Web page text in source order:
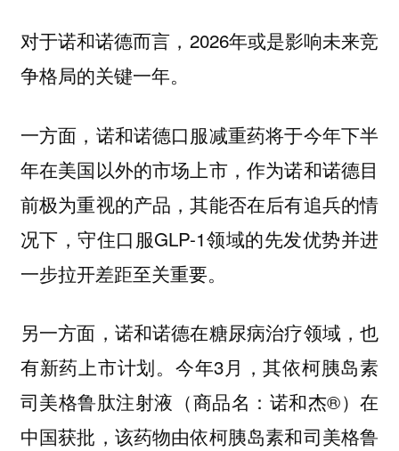
对于诺和诺德而言，2026年或是影响未来竞
争格局的关键一年。
一方面，诺和诺德口服减重药将于今年下半
年在美国以外的市场上市，作为诺和诺德目
前极为重视的产品，其能否在后有追兵的情
况下，守住口服GLP-1领域的先发优势并进
一步拉开差距至关重要。
另一方面，诺和诺德在糖尿病治疗领域，也
有新药上市计划。今年3月，其依柯胰岛素
司美格鲁肽注射液（商品名：诺和杰®）在
中国获批，该药物由依柯胰岛素和司美格鲁